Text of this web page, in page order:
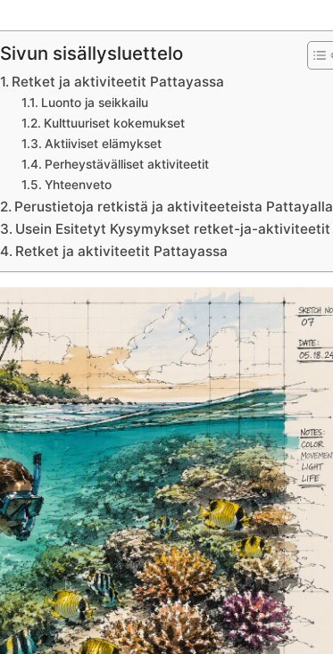
Sivun sisällysluettelo
Retket ja aktiviteetit Pattayassa
Luonto ja seikkailu
Kulttuuriset kokemukset
Aktiiviset elämykset
Perheystävälliset aktiviteetit
Yhteenveto
Perustietoja retkistä ja aktiviteeteista Pattayalla
Usein Esitetyt Kysymykset retket-ja-aktiviteetit
Retket ja aktiviteetit Pattayassa